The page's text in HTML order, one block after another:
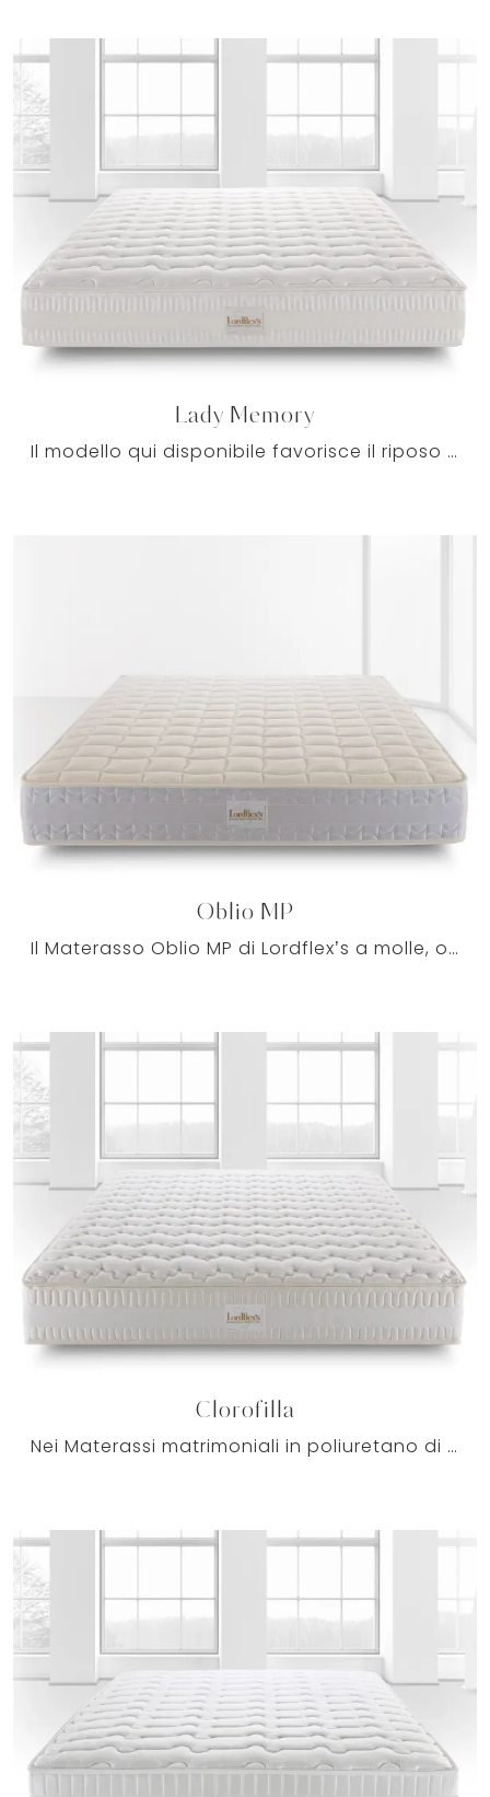
Lady Memory
Il modello qui disponibile favorisce il riposo migliore tutte le notti: per una serena routine quotidiana, è imprescindibile dormire su un materasso ...
Oblio MP
Il Materasso Oblio MP di Lordflex’s a molle, ovvero un prodotto di grande qualità e comfort, ti garantisce tutta la qualità nel settore del bedding.
Clorofilla
Nei Materassi matrimoniali in poliuretano di Lordflexs forme eleganti e tanta innovazione tecnica assicurano a tutti il relax totale.